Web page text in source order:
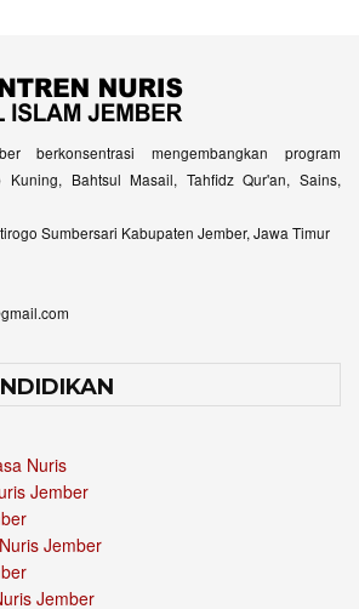
berkonsentrasi mengembangkan program
Kuning, Bahtsul Masail, Tahfidz Qur'an, Sains,
Sumbersari Kabupaten Jember, Jawa Timur
Nuris
Jember
Jember
Jember